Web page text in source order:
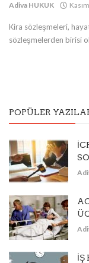
Adiva HUKUK
Kira sözleşmeleri,
sözleşmelerden birisi
POPÜLER
İŞ